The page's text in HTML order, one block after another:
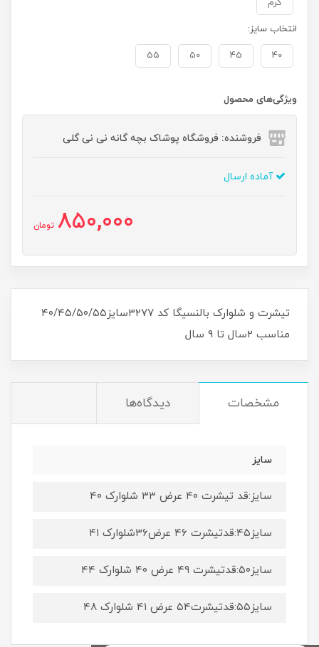
کرم
انتخاب سایز:
40
45
50
55
ویژگی‌های محصول
فروشنده: فروشگاه پوشاک بچه گانه نی نی گلی
آماده ارسال
850,000 تومان
تیشرت و شلوارک بالنسیگا کد ۳۲۷۷سایز۴۰/۴۵/۵۰/۵۵
مناسب ۲سال تا ۹ سال
مشخصات دیدگاه‌ها
سایز
سایز:قد تیشرت ۴۰ عرض ۳۳ شلوارک ۴۰
سایز۴۵:قدتیشرت ۴۶ عرض۳۶شلوارک ۴۱
سایز۵۰:قدتیشرت ۴۹ عرض ۴۰ شلوارک ۴۴
سایز۵۵:قدتیشرت۵۴ عرض ۴۱ شلوارک ۴۸